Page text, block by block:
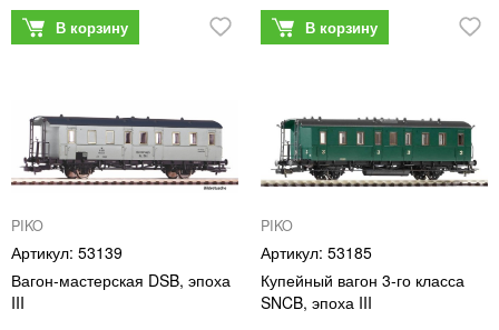
PIKO
53139
Вагон-мастерская DSB, эпоха
III
PIKO
53185
Купейный вагон 3-го класса
SNCB, эпоха III